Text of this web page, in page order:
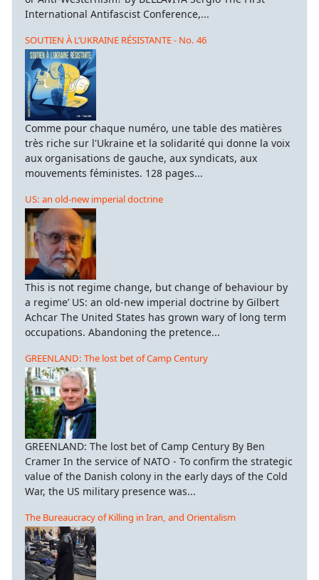
International Antifascist Conference,...
SOUTIEN À L’UKRAINE RÉSISTANTE - No. 46
Comme pour chaque numéro, une table des matières
très riche sur l'Ukraine et la solidarité qui donne la voix
aux organisations de gauche, aux syndicats, aux
mouvements féministes. 128 pages...
US: an old-new imperial doctrine
This is not regime change, but change of behaviour by
a regime’ US: an old-new imperial doctrine by Gilbert
Achcar The United States has grown wary of long term
occupations. Abandoning the pretence...
GREENLAND: The lost bet of Camp Century
GREENLAND: The lost bet of Camp Century By Ben
Cramer In the service of NATO - To confirm the strategic
value of the Danish colony in the early days of the Cold
War, the US military presence was...
The Bureaucracy of Killing in Iran, and Orientalism